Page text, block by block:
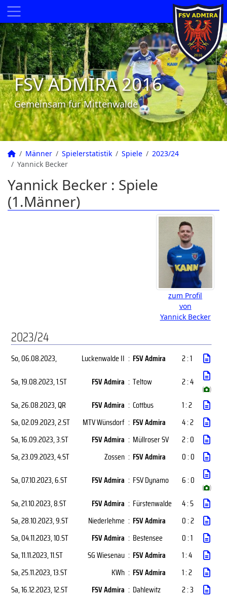
FSV ADMIRA 2016
Gemeinsam für Mittenwalde
Männer Spielerstatistik Spiele
2023/24
Yannick Becker
Yannick Becker : Spiele
(1.Männer)
zum Profil
von
Yannick Becker
2023/24
So, 06.08.2023, Luckenwalde II : FSV Admira
2 : 1
Sa, 19.08.2023, 1.ST FSV Admira : Teltow 2 : 4
( )
Sa, 26.08.2023, QR FSV Admira : Cottbus
1 : 2
Sa, 02.09.2023, 2.ST MTV Wünsdorf : FSV Admira
4 : 2
Sa, 16.09.2023, 3.ST FSV Admira : Müllroser SV
2 : 0
Sa, 23.09.2023, 4.ST Zossen : FSV Admira
0 : 0
Sa, 07.10.2023, 6.ST FSV Admira : FSV Dynamo 6 : 0
( )
Sa, 21.10.2023, 8.ST FSV Admira : Fürstenwalde
4 : 5
Sa, 28.10.2023, 9.ST Niederlehme : FSV Admira
0 : 2
Sa, 04.11.2023, 10.ST FSV Admira : Bestensee
0 : 1
Sa, 11.11.2023, 11.ST SG Wiesenau : FSV Admira
1 : 4
Sa, 25.11.2023, 13.ST KWh : FSV Admira
1 : 2
Sa, 16.12.2023, 12.ST FSV Admira : Dahlewitz
2 : 3